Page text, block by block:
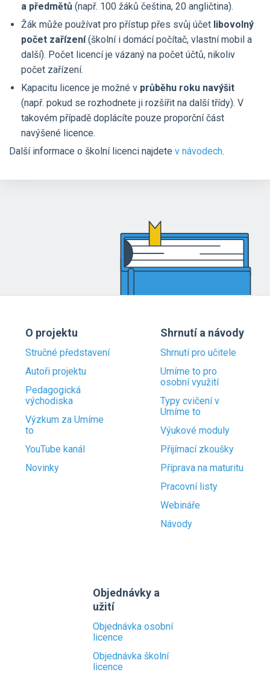
a předmětů (např. 100 žáků čeština, 20 angličtina).
Žák může používat pro přístup přes svůj účet libovolný
počet zařízení(školní i domácí počítač, vlastní mobil a
další). Počet licencí je vázaný na počet účtů, nikoliv
počet zařízení.
Kapacitu licence je možné v průběhu roku navýšit
(např. pokud se rozhodnete ji rozšířit na další třídy). V
takovém případě doplácíte pouze proporční část
navýšené licence.
Další informace o školní licenci najdete v návodech.
O projektu
Stručné představení
Autoři projektu
Pedagogická
východiska
Výzkum za Umíme
to
YouTube kanál
Novinky
Shrnutí a návody
Shrnutí pro učitele
Umíme to pro
osobní využití
Typy cvičení v
Umíme to
Výukové moduly
Přijímací zkoušky
Příprava na maturitu
Pracovní listy
Webináře
Návody
Objednávky a
užití
Objednávka osobní
licence
Objednávka školní
licence